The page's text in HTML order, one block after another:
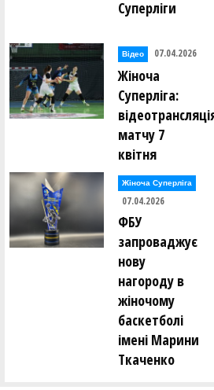
Суперліги
Відео 07.04.2026
Жіноча
Суперліга:
матчу 7
квітня
Жіноча Суперліга
07.04.2026
ФБУ
запроваджує
нову
нагороду в
жіночому
баскетболі
імені Марини
Ткаченко